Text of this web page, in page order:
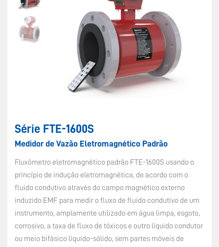
Série FTE-1600S
Medidor de Vazão Eletromagnético Padrão
Fluxômetro eletromagnético padrão FTE-1600S usando o
princípio de indução eletromagnética, de acordo com o
fluido condutivo através do campo magnético externo
induzido EMF para medir o fluxo de fluido condutivo de um
instrumento, amplamente utilizado em água limpa, esgoto,
corrosivo, a taxa de fluxo de tóxicos e outro líquido condutor
ou meio bifásico líquido-sólido, sem partes móveis de